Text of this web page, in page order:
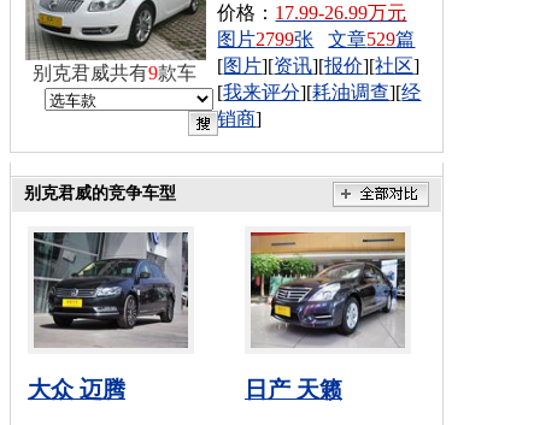
价格： 17.99-26.99万元
图片2799张 文章529篇
[图片][资讯][报价][社区]
[我来评分][耗油调查][经
销商]
别克君威共有9款车
别克君威的竞争车型
大众 迈腾 日产 天籁